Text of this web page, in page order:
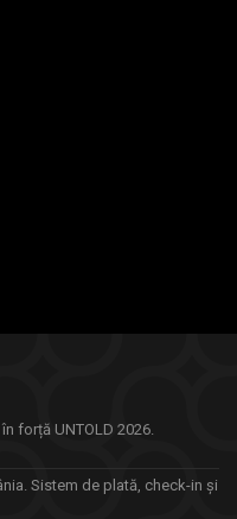
forță UNTOLD 2026.
Sistem de plată, check-in și